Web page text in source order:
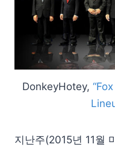
DonkeyHotey,
지난주(2015년 11월